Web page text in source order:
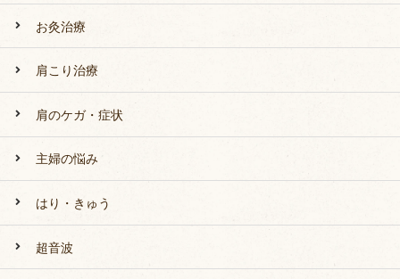
お灸治療
肩こり治療
肩のケガ・症状
主婦の悩み
はり・きゅう
超音波